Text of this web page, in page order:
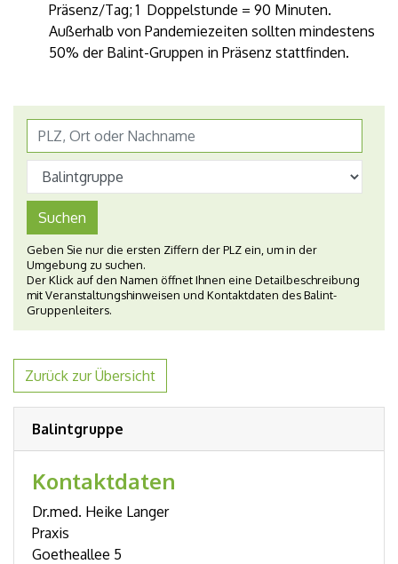
Präsenz/Tag; 1 Doppelstunde = 90 Minuten.
Außerhalb von Pandemiezeiten sollten mindestens
50% der Balint-Gruppen in Präsenz stattfinden.
Suchen
Geben Sie nur die ersten Ziffern der PLZ ein, um in der
Umgebung zu suchen.
Der Klick auf den Namen öffnet Ihnen eine Detailbeschreibung
mit Veranstaltungshinweisen und Kontaktdaten des Balint-
Gruppenleiters.
Zurück zur Übersicht
Balintgruppe
Kontaktdaten
Dr.med. Heike Langer
Praxis
Goetheallee 5